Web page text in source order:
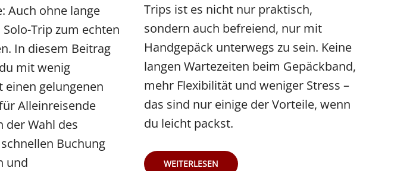
Auch ohne lange
Trip zum echten
In diesem Beitrag
mit wenig
einen gelungenen
Alleinreisende
der Wahl des
Buchung
und
Trips ist es nicht nur praktisch,
sondern auch befreiend, nur mit
Handgepäck unterwegs zu sein. Keine
langen Wartezeiten beim Gepäckband,
mehr Flexibilität und weniger Stress –
das sind nur einige der Vorteile, wenn
du leicht packst.
MINIMALISTISCH
WEITERLESEN